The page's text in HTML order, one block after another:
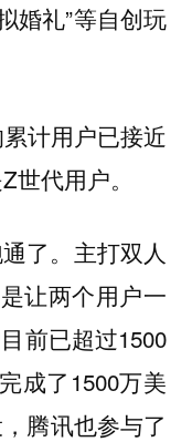
婚礼”等自创玩
计用户已接近
代用户。
了。主打双人
让两个用户一
前已超过1500
成了1500万美
腾讯也参与了